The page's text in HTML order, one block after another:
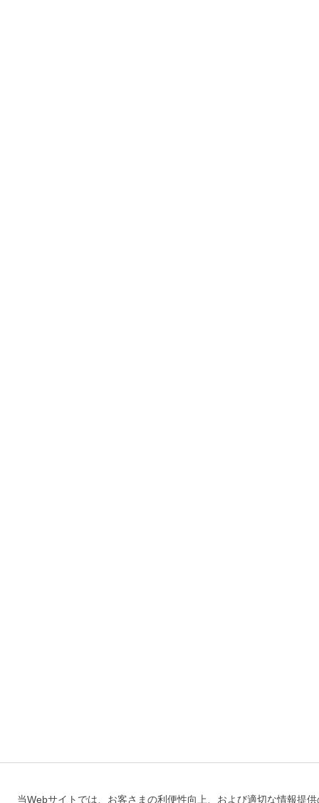
当Webサイトでは、お客さまの利便性向上、および適切な情報提